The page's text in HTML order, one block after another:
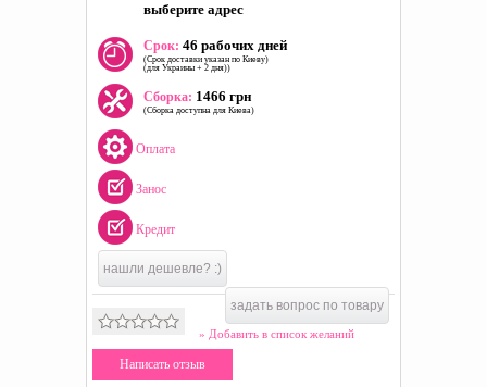
выберите адрес
Срок: 46 рабочих дней
(Срок доставки указан по Киеву)
(для Украины + 2 дня))
Сборка: 1466 грн
(Сборка доступна для Киева)
Оплата
Занос
Кредит
нашли дешевле? :)
задать вопрос по товару
» Добавить в список желаний
Написать отзыв